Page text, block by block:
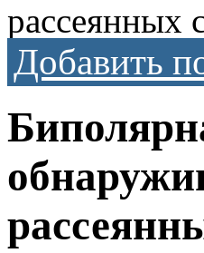
рассеянных
Добавить